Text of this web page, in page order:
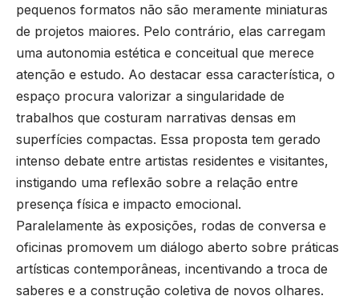
pequenos formatos não são meramente miniaturas
de projetos maiores. Pelo contrário, elas carregam
uma autonomia estética e conceitual que merece
atenção e estudo. Ao destacar essa característica, o
espaço procura valorizar a singularidade de
trabalhos que costuram narrativas densas em
superfícies compactas. Essa proposta tem gerado
intenso debate entre artistas residentes e visitantes,
instigando uma reflexão sobre a relação entre
presença física e impacto emocional.
Paralelamente às exposições, rodas de conversa e
oficinas promovem um diálogo aberto sobre práticas
artísticas contemporâneas, incentivando a troca de
saberes e a construção coletiva de novos olhares.